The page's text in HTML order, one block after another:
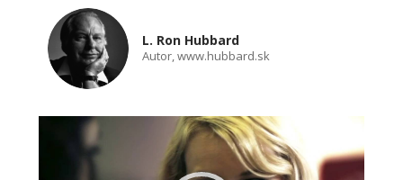
L. Ron Hubbard
Autor, www.hubbard.sk
prehrávač